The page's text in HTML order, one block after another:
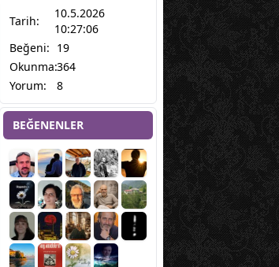
Tarih:
10.5.2026
10:27:06
Beğeni: 19
Okunma:364
Yorum:
8
BEĞENENLER